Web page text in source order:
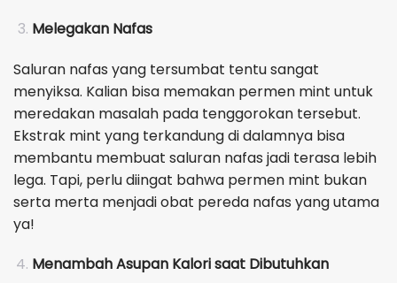
Melegakan Nafas
Saluran nafas yang tersumbat tentu sangat
menyiksa. Kalian bisa memakan permen mint untuk
meredakan masalah pada tenggorokan tersebut.
Ekstrak mint yang terkandung di dalamnya bisa
membantu membuat saluran nafas jadi terasa lebih
lega. Tapi, perlu diingat bahwa permen mint bukan
serta merta menjadi obat pereda nafas yang utama
ya!
Menambah Asupan Kalori saat Dibutuhkan